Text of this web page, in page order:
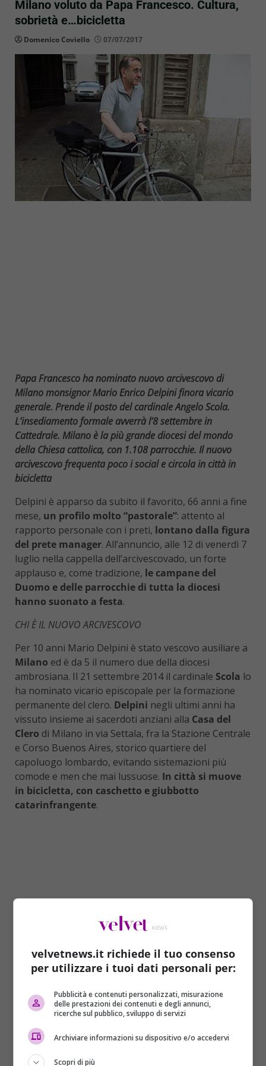
Milano voluto da Papa Francesco. Cultura,
sobrietà e…bicicletta
Domenico Coviello 07/07/2017
Papa Francesco ha nominato nuovo arcivescovo di
Milano monsignor Mario Enrico Delpini finora vicario
generale. Prende il posto del cardinale Angelo Scola.
L’insediamento formale avverrà l’8 settembre in
Cattedrale. Milano è la più grande diocesi del mondo
della Chiesa cattolica, con 1.108 parrocchie. Il nuovo
arcivescovo frequenta poco i social e circola in città in
bicicletta
Delpini è apparso da subito il favorito, 66 anni a fine
mese, un profilo molto “pastorale”: attento al
rapporto personale con i preti, lontano dalla figura
del prete manager. All’annuncio, alle 12 di venerdì 7
luglio nella cappella dell’arcivescovado, un forte
applauso e, come tradizione, le campane del
Duomo e delle parrocchie di tutta la diocesi
hanno suonato a festa.
CHI È IL NUOVO ARCIVESCOVO
Per 10 anni Mario Delpini è stato vescovo ausiliare a
Milano ed è da 5 il numero due della diocesi
ambrosiana. Il 21 settembre 2014 il cardinale Scola lo
ha nominato vicario episcopale per la formazione
permanente del clero. Delpini negli ultimi anni ha
vissuto insieme ai sacerdoti anziani alla Casa del
Clero di Milano in via Settala, fra la Stazione Centrale
e Corso Buenos Aires, storico quartiere del
capoluogo lombardo, evitando sistemazioni più
comode e men che mai lussuose. In città si muove
in bicicletta, con caschetto e giubbotto
catarinfrangente.
CULTURA E SEMPLICITA’
Nato a
nel 1967 ed è stato ordinato prete nel 1975 dal
cardinaleGiovanni Colombo
velvetnews.it richiede il tuo consenso
per utilizzare i tuoi dati personali per:
Pubblicità e contenuti personalizzati, misurazione
delle prestazioni dei contenuti e degli annunci,
ricerche sul pubblico, sviluppo di servizi
Archiviare informazioni su dispositivo e/o accedervi
Scopri di più